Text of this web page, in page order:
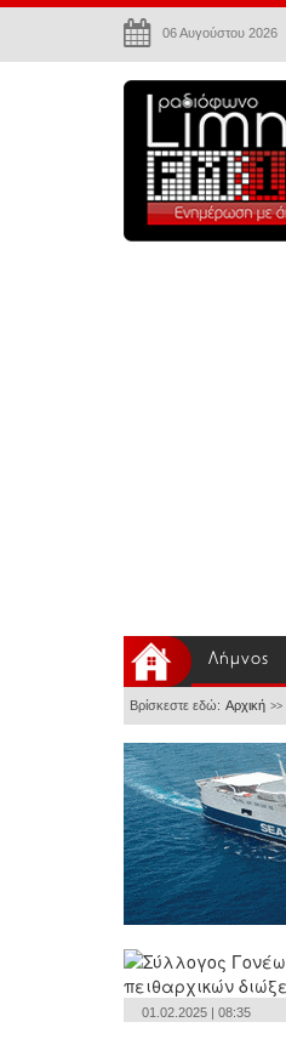
06 Αυγούστου 2026
Λήμνος
Βρίσκεστε εδώ: Αρχική >>
01.02.2025 | 08:35